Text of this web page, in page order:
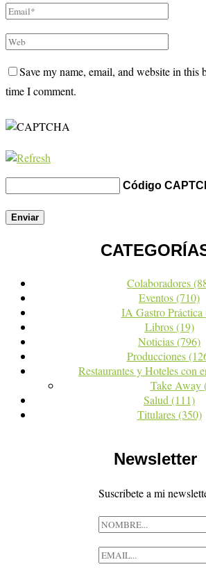
Save my name, email, and website in this
time I comment.
Código
Colaboradores
Eventos(710)
IA Gastro Práctica
Libros(19)
Noticias(796)
Producciones
Restaurantes y Hoteles con
Take Away
Salud (111)
Titulares(350)
Newsletter
Suscribete a mi